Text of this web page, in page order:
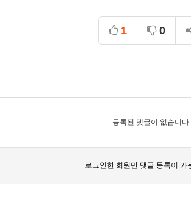
1 0
등록된 댓글이 없습니다.
로그인한 회원만 댓글 등록이 가